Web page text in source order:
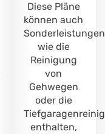
Diese Pläne
können auch
Sonderleistungen
wie die
Reinigung
von
Gehwegen
oder die
enthalten,